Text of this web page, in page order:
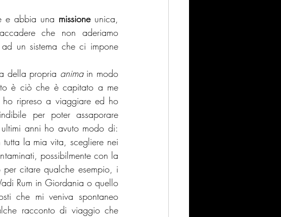
e abbia una missione unica,
che non aderiamo
un sistema che ci impone
della propria anima
è ciò che è capitato a me
ripreso a viaggiare ed ho
per poter assaporare
anni ho avuto modo di:
la mia vita, scegliere nei
possibilmente con la
citare qualche esempio, i
Rum in Giordania o quello
che mi veniva spontaneo
racconto di viaggio che